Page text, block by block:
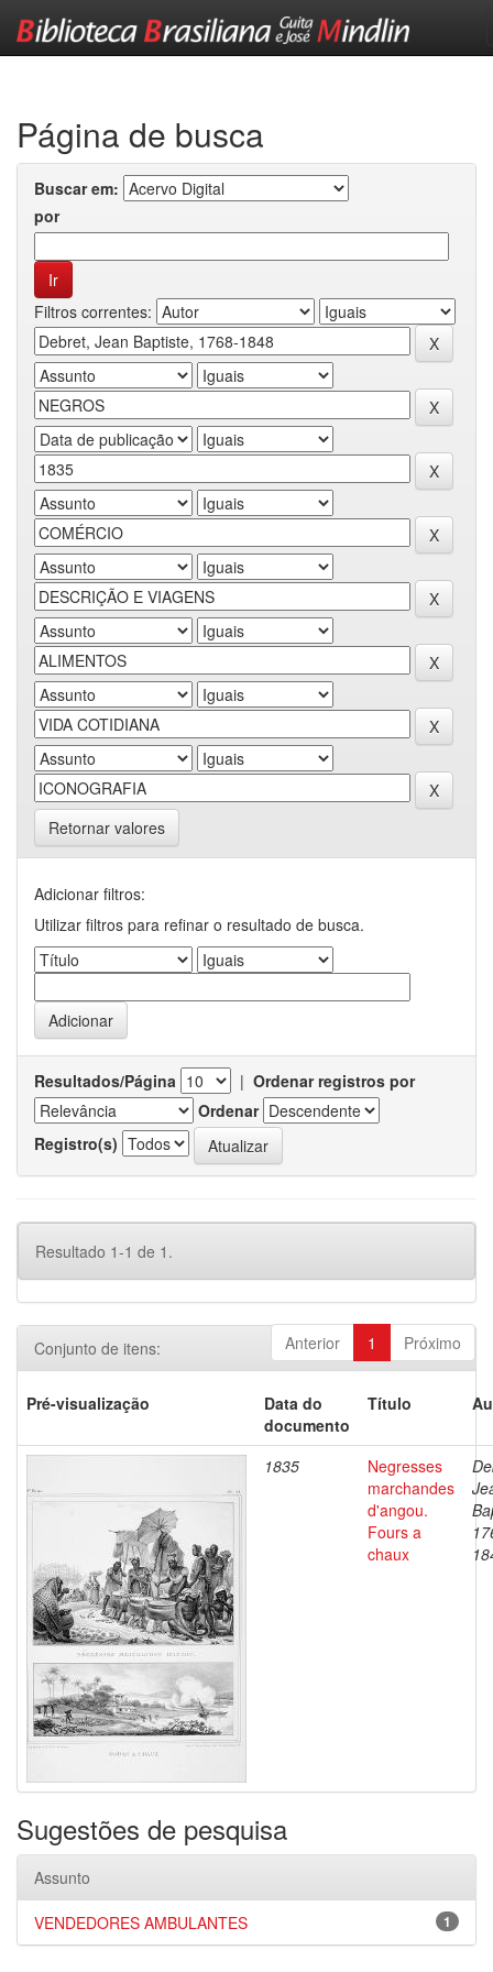
Página de busca
Buscar em:
por
Filtros correntes:
Retornar valores
Adicionar filtros:
Utilizar filtros para refinar o resultado de busca.
Resultados/Página | Ordenar registros por
Ordenar
Registro(s)
Resultado 1-1 de 1.
Anterior 1 Próximo
Conjunto de itens:
Pré-visualização
Data do
documento
Título
1835
Negresses
marchandes
d'angou.
Fours a
chaux
Sugestões de pesquisa
Assunto
1
VENDEDORES AMBULANTES